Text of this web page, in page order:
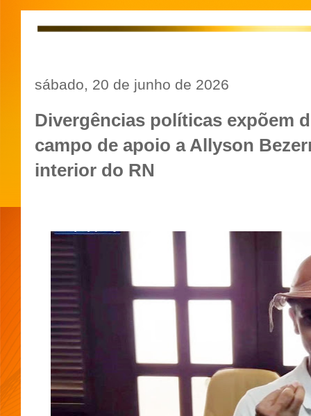
sábado, 20 de junho de 2026
Divergências políticas expõem
campo de apoio a Allyson
interior do RN